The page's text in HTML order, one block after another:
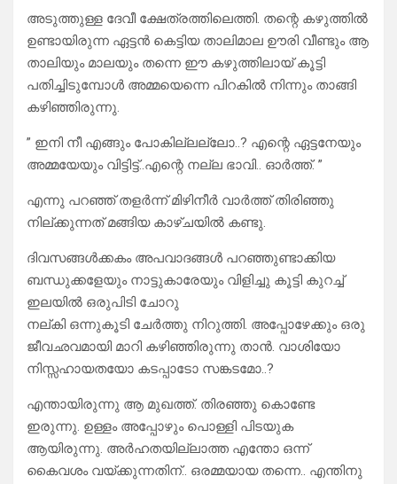
അടുത്തുള്ള ദേവീ ക്ഷേത്രത്തിലെത്തി. തന്റെ കഴുത്തിൽ
ഉണ്ടായിരുന്ന ഏട്ടൻ കെട്ടിയ താലിമാല ഊരി വീണ്ടും ആ
താലിയും മാലയും തന്നെ ഈ കഴുത്തിലായ് കൂട്ടി
പതിച്ചിടുമ്പോൾ അമ്മയെന്നെ പിറകിൽ നിന്നും താങ്ങി
കഴിഞ്ഞിരുന്നു.
” ഇനി നീ എങ്ങും പോകില്ലല്ലോ..? എന്റെ ഏട്ടനേയും
അമ്മയേയും വിട്ടിട്ട്..എന്റെ നല്ല ഭാവി.. ഓർത്ത്. ”
എന്നു പറഞ്ഞ് തളർന്ന് മിഴിനീർ വാർത്ത് തിരിഞ്ഞു
നില്ക്കുന്നത് മങ്ങിയ കാഴ്ചയിൽ കണ്ടു.
ദിവസങ്ങൾക്കകം അപവാദങ്ങൾ പറഞ്ഞുണ്ടാക്കിയ
ബന്ധുക്കളേയും നാട്ടുകാരേയും വിളിച്ചു കൂട്ടി കുറച്ച്
ഇലയിൽ ഒരുപിടി ചോറു
നല്കി ഒന്നുകൂടി ചേർത്തു നിറുത്തി. അപ്പോഴേക്കും ഒരു
ജീവഛവമായി മാറി കഴിഞ്ഞിരുന്നു താൻ. വാശിയോ
നിസ്സഹായതയോ കടപ്പാടോ സങ്കടമോ..?
എന്തായിരുന്നു ആ മുഖത്ത്. തിരഞ്ഞു കൊണ്ടേ
ഇരുന്നു. ഉള്ളം അപ്പോഴും പൊള്ളി പിടയുക
ആയിരുന്നു. അർഹതയില്ലാത്ത എന്തോ ഒന്ന്
കൈവശം വയ്ക്കുന്നതിന്.. ഒരമ്മയായ തന്നെ.. എന്തിനു